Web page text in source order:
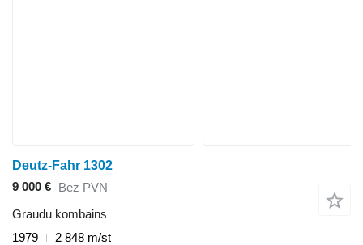
Deutz-Fahr 1302
9 000 € Bez PVN
Graudu kombains
1979
2 848 m/st